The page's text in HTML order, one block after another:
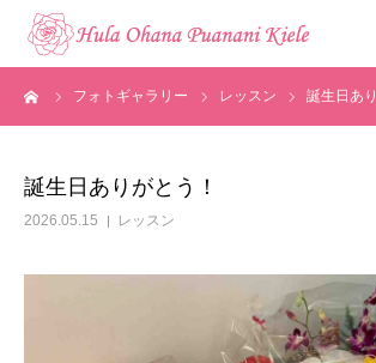
フォトギャラリー レッスン 誕生日あ
誕生日ありがとう！
2026.05.15 レッスン
トップ